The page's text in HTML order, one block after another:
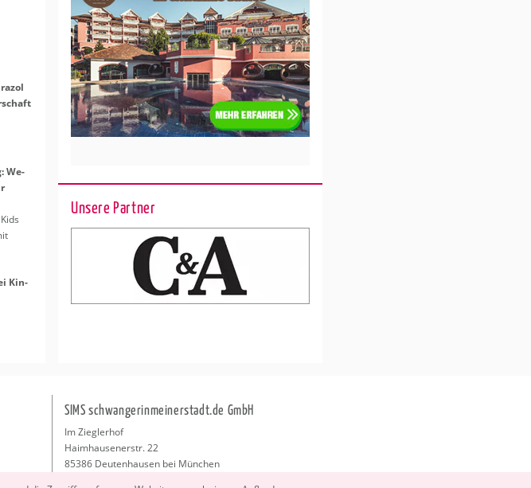
We­
Kin­
Unsere Partner
SIMS schwangerinmeinerstadt.de GmbH
Im Zieglerhof
Haimhausenerstr. 22
85386 Deutenhausen bei München